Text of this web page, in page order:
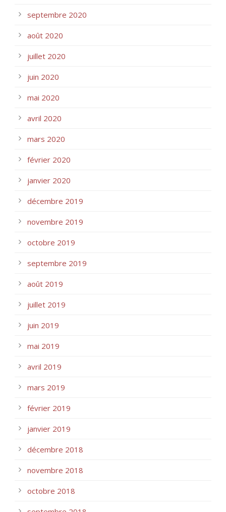
septembre 2020
août 2020
juillet 2020
juin 2020
mai 2020
avril 2020
mars 2020
février 2020
janvier 2020
décembre 2019
novembre 2019
octobre 2019
septembre 2019
août 2019
juillet 2019
juin 2019
mai 2019
avril 2019
mars 2019
février 2019
janvier 2019
décembre 2018
novembre 2018
octobre 2018